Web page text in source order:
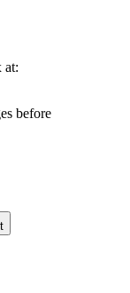
at:
before